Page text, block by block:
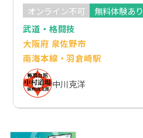
オンライン不可
無料体験あり
武道・格闘技
大阪府 泉佐野市
南海本線・羽倉崎駅
中川克洋